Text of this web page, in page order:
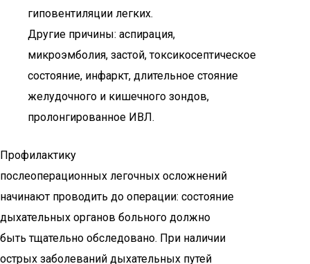
гиповентиляции легких.
Другие причины: аспирация,
микроэмболия, застой, токсикосептическое
состояние, инфаркт, длительное стояние
желудочного и кишечного зондов,
пролонгированное ИВЛ.
Профилактику
послеоперационных легочных осложнений
начинают проводить до операции: состояние
дыхательных органов больного должно
быть тщательно обследовано. При наличии
острых заболеваний дыхательных путей